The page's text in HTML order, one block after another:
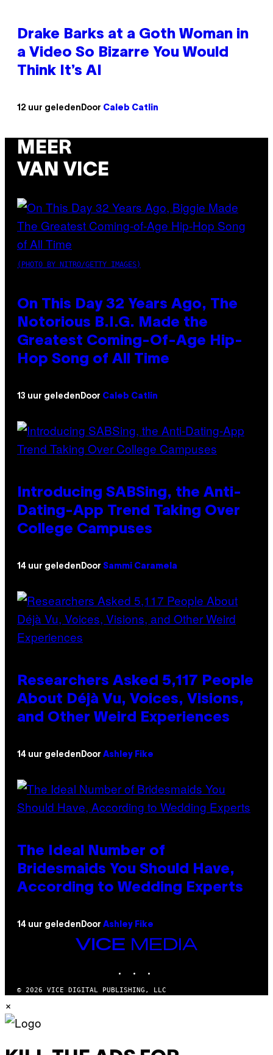
Drake Barks at a Goth Woman in
a Video So Bizarre You Would
Think It’s AI
12 uur geleden Door Caleb Catlin
MEER
VAN VICE
(PHOTO BY NITRO/GETTY IMAGES)
On This Day 32 Years Ago, The
Notorious B.I.G. Made the
Greatest Coming-Of-Age Hip-
Hop Song of All Time
13 uur geleden Door Caleb Catlin
Introducing SABSing, the Anti-
Dating-App Trend Taking Over
College Campuses
14 uur geleden Door Sammi Caramela
Researchers Asked 5,117 People
About Déjà Vu, Voices, Visions,
and Other Weird Experiences
14 uur geleden Door Ashley Fike
The Ideal Number of
Bridesmaids You Should Have,
According to Wedding Experts
14 uur geleden Door Ashley Fike
VICE
MEDIA
© 2026 VICE DIGITAL PUBLISHING, LLC
×